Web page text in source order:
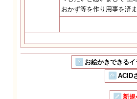
おかず等を作り用事を済
お絵かきできる
ACID
新規